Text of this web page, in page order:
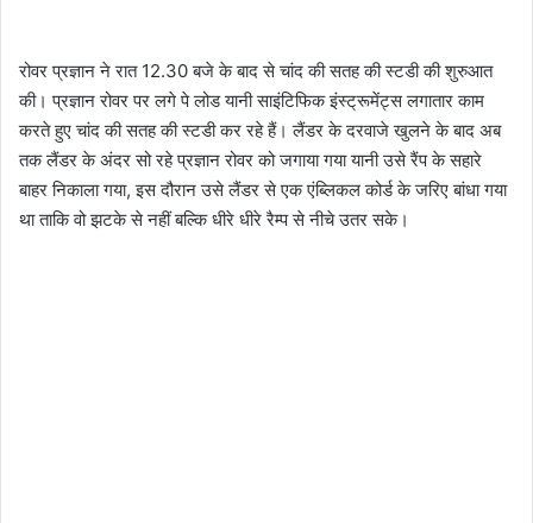
रोवर प्रज्ञान ने रात 12.30 बजे के बाद से चांद की सतह की स्टडी की शुरुआत
की। प्रज्ञान रोवर पर लगे पे लोड यानी साइंटिफिक इंस्ट्रूमेंट्स लगातार काम
करते हुए चांद की सतह की स्टडी कर रहे हैं। लैंडर के दरवाजे खुलने के बाद अब
तक लैंडर के अंदर सो रहे प्रज्ञान रोवर को जगाया गया यानी उसे रैंप के सहारे
बाहर निकाला गया, इस दौरान उसे लैंडर से एक एंब्लिकल कोर्ड के जरिए बांधा गया
था ताकि वो झटके से नहीं बल्कि धीरे धीरे रैम्प से नीचे उतर सके।